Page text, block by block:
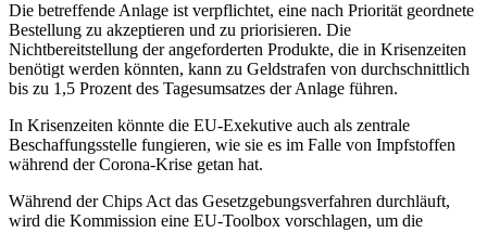
Die betreffende Anlage ist verpflichtet, eine nach Priorität geordnete
Bestellung zu akzeptieren und zu priorisieren. Die
Nichtbereitstellung der angeforderten Produkte, die in Krisenzeiten
benötigt werden könnten, kann zu Geldstrafen von durchschnittlich
bis zu 1,5 Prozent des Tagesumsatzes der Anlage führen.
In Krisenzeiten könnte die EU-Exekutive auch als zentrale
Beschaffungsstelle fungieren, wie sie es im Falle von Impfstoffen
während der Corona-Krise getan hat.
Während der Chips Act das Gesetzgebungsverfahren durchläuft,
wird die Kommission eine EU-Toolbox vorschlagen, um die